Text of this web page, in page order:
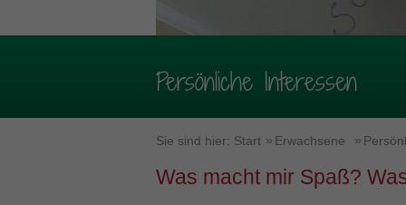
Persönliche Interessen
Sie sind hier: Start Erwachsene
Was macht mir Spaß?